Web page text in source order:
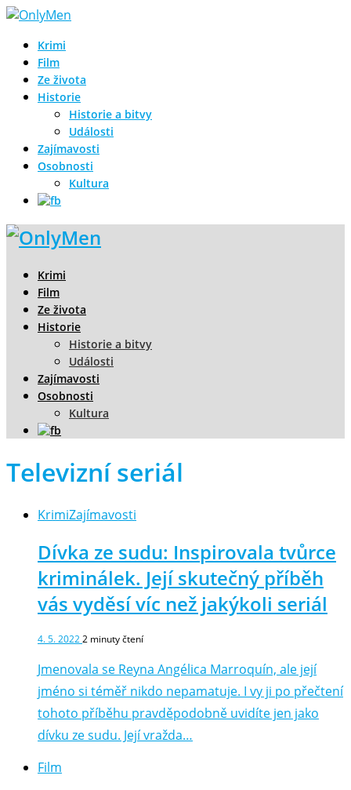
Krimi
Film
Ze života
Historie
Historie a bitvy
Události
Zajímavosti
Osobnosti
Kultura
Krimi
Film
Ze života
Historie
Historie a bitvy
Události
Zajímavosti
Osobnosti
Kultura
Televizní seriál
KrimiZajímavosti
Dívka ze sudu: Inspirovala tvůrce
kriminálek. Její skutečný příběh
vás vyděsí víc než jakýkoli seriál
4. 5. 20222 minuty čtení
Jmenovala se Reyna Angélica Marroquín, ale její
jméno si téměř nikdo nepamatuje. I vy ji po přečtení
tohoto příběhu pravděpodobně uvidíte jen jako
dívku ze sudu. Její vražda…
Film